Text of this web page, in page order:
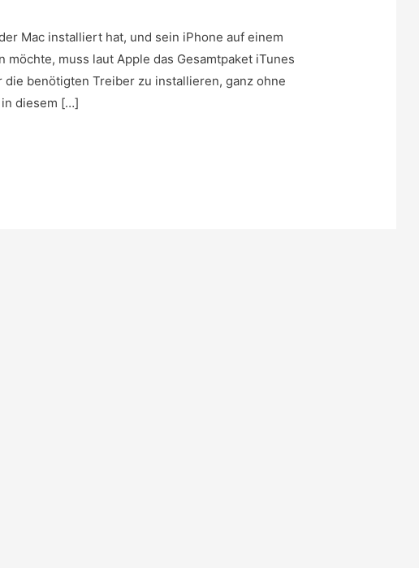
Mac installiert hat, und sein iPhone auf einem
muss laut Apple das Gesamtpaket iTunes
benötigten Treiber zu installieren, ganz ohne
diesem […]